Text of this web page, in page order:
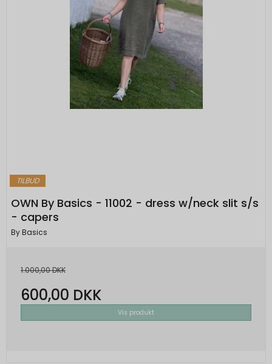
TILBUD
OWN By Basics - 11002 - dress w/neck slit s/s
- capers
By Basics
1.000,00 DKK
600,00 DKK
Vis produkt